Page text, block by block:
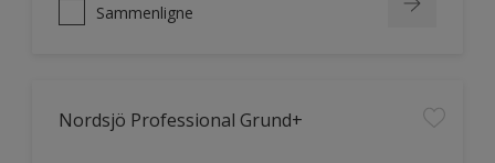
Sammenligne
Nordsjö Professional Grund+